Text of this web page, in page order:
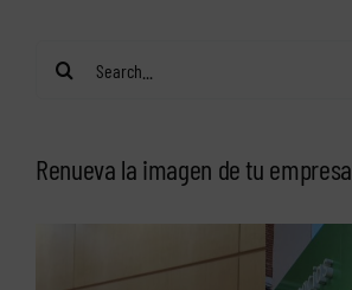
Search
Renueva la imagen de tu empresa